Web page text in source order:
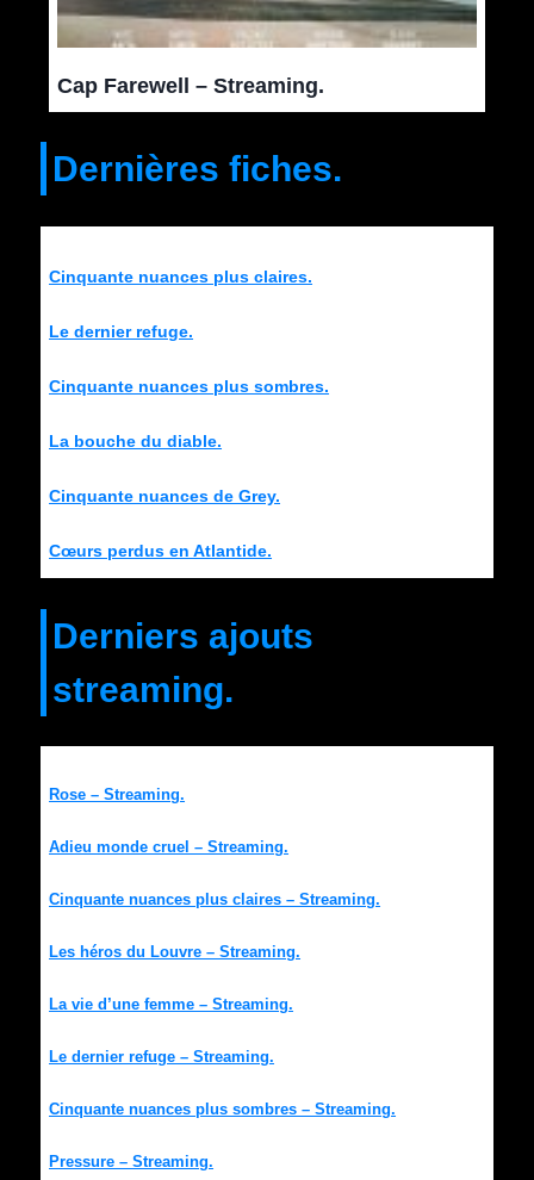
Cap Farewell – Streaming.
Dernières fiches.
Cinquante nuances plus claires.
Le dernier refuge.
Cinquante nuances plus sombres.
La bouche du diable.
Cinquante nuances de Grey.
Cœurs perdus en Atlantide.
Derniers ajouts
streaming.
Rose – Streaming.
Adieu monde cruel – Streaming.
Cinquante nuances plus claires – Streaming.
Les héros du Louvre – Streaming.
La vie d’une femme – Streaming.
Le dernier refuge – Streaming.
Cinquante nuances plus sombres – Streaming.
Pressure – Streaming.